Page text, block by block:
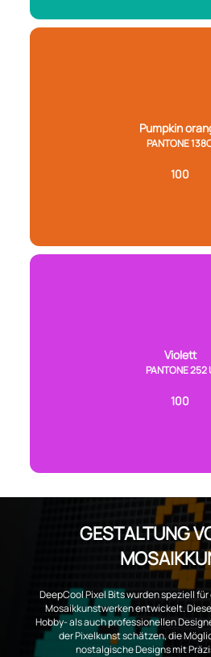
Pumpkin
PANTONE
100
Violett
PANTONE 252
100
GESTALTUNG
DeepCool Pixel Bits wurden speziell
Mosaikkunstwerken entwickelt.
Hobby- als auch professionellen
der Pixelkunst schätzen, die
nostalgische Designs mit